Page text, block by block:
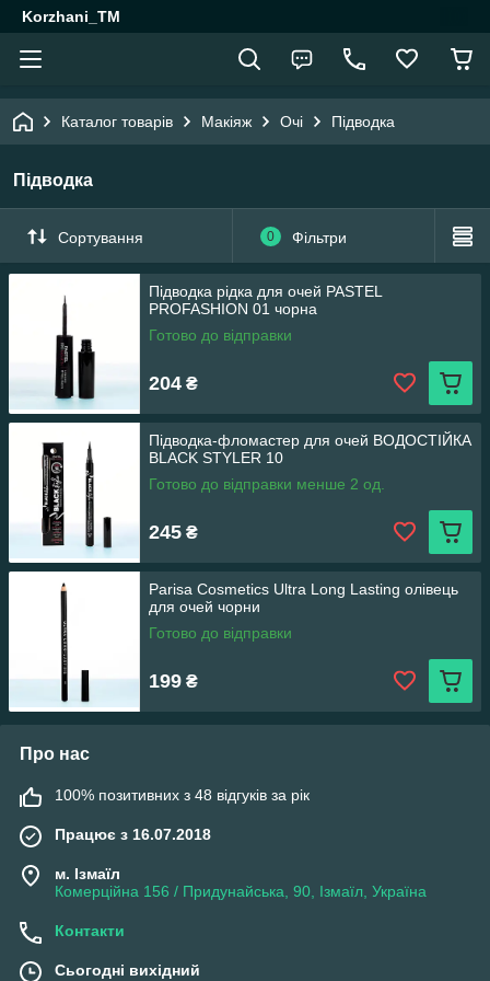
Korzhani_TM
Каталог товарів Макіяж Очі Підводка
Підводка
Сортування 0 Фільтри
Підводка рідка для очей PASTEL
PROFASHION 01 чорна
Готово до відправки
204 ₴
Підводка-фломастер для очей ВОДОСТІЙКА
BLACK STYLER 10
Готово до відправки менше 2 од.
245 ₴
Parisa Cosmetics Ultra Long Lasting олівець
для очей чорни
Готово до відправки
199 ₴
Про нас
100% позитивних з 48 відгуків за рік
Працює з 16.07.2018
м. Ізмаїл
Комерційна 156 / Придунайська, 90, Ізмаїл, Україна
Контакти
Сьогодні вихідний